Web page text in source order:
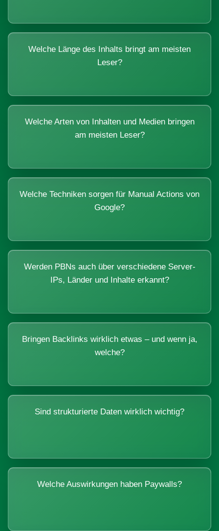
Welche Länge des Inhalts bringt am meisten
Leser?
Welche Arten von Inhalten und Medien bringen
am meisten Leser?
Welche Techniken sorgen für Manual Actions von
Google?
Werden PBNs auch über verschiedene Server-
IPs, Länder und Inhalte erkannt?
Bringen Backlinks wirklich etwas – und wenn ja,
welche?
Sind strukturierte Daten wirklich wichtig?
Welche Auswirkungen haben Paywalls?